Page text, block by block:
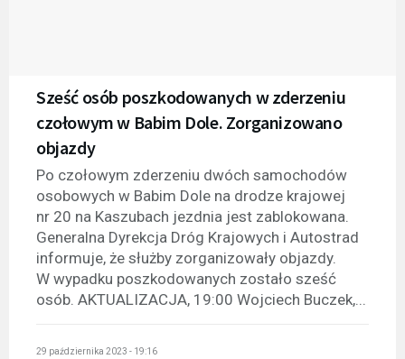
Sześć osób poszkodowanych w zderzeniu
czołowym w Babim Dole. Zorganizowano
objazdy
Po czołowym zderzeniu dwóch samochodów
osobowych w Babim Dole na drodze krajowej
nr 20 na Kaszubach jezdnia jest zablokowana.
Generalna Dyrekcja Dróg Krajowych i Autostrad
informuje, że służby zorganizowały objazdy.
W wypadku poszkodowanych zostało sześć
osób. AKTUALIZACJA, 19:00 Wojciech Buczek,...
29 października 2023 - 19:16